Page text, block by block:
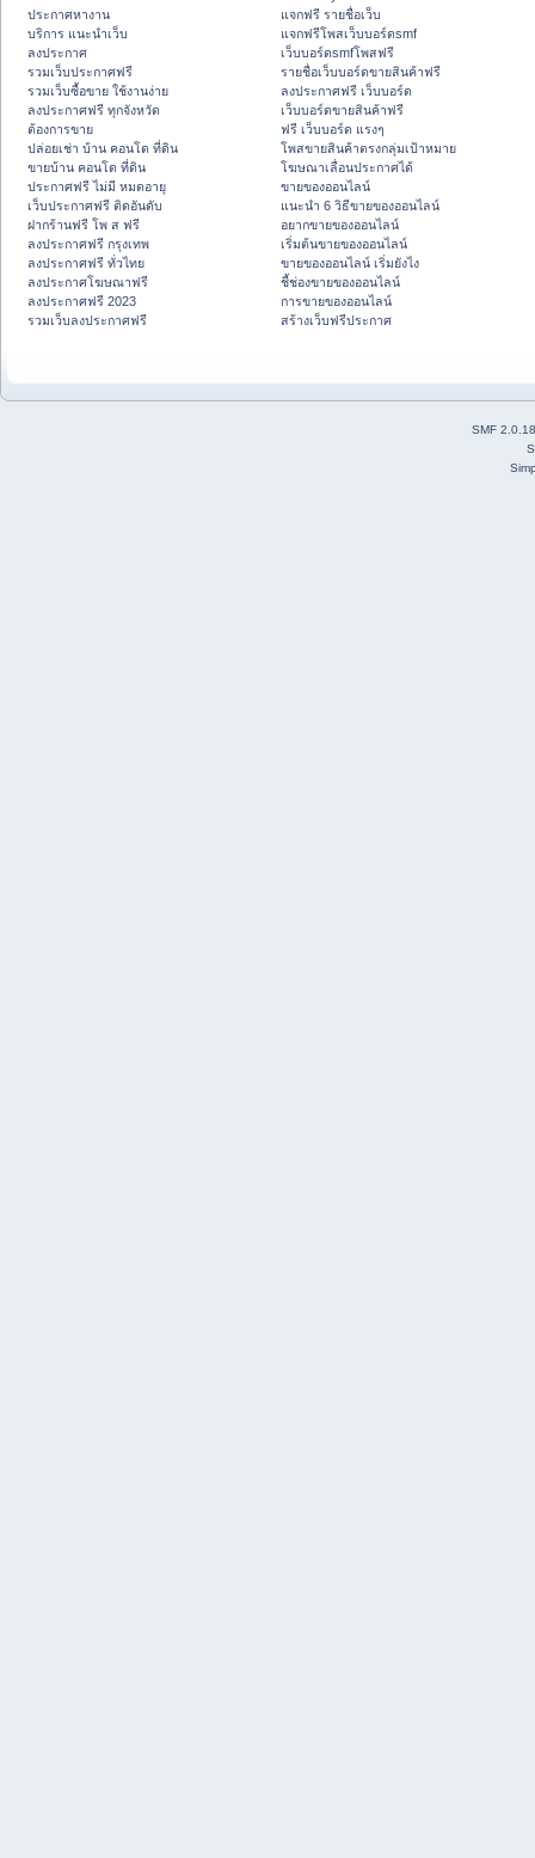
ประกาศหางาน
บริการ แนะนำเว็บ
ลงประกาศ
รวมเว็บประกาศฟรี
รวมเว็บซื้อขาย ใช้งานง่าย
ลงประกาศฟรี ทุกจังหวัด
ต้องการขาย
ปล่อยเช่า บ้าน คอนโด ที่ดิน
ขายบ้าน คอนโด ที่ดิน
ประกาศฟรี ไม่มี หมดอายุ
เว็บประกาศฟรี ติดอันดับ
ฝากร้านฟรี โพ ส ฟรี
ลงประกาศฟรี กรุงเทพ
ลงประกาศฟรี ทั่วไทย
ลงประกาศโฆษณาฟรี
ลงประกาศฟรี 2023
รวมเว็บลงประกาศฟรี
แจกฟรี รายชื่อเว็บ
แจกฟรีโพสเว็บบอร์ดsmf
เว็บบอร์ดsmfโพสฟรี
รายชื่อเว็บบอร์ดขายสินค้าฟรี
ลงประกาศฟรี เว็บบอร์ด
เว็บบอร์ดขายสินค้าฟรี
ฟรี เว็บบอร์ด แรงๆ
โพสขายสินค้าตรงกลุ่มเป้าหมาย
โฆษณาเลื่อนประกาศได้
ขายของออนไลน์
แนะนำ 6 วิธีขายของออนไลน์
อยากขายของออนไลน์
เริ่มต้นขายของออนไลน์
ขายของออนไลน์ เริ่มยังไง
ชี้ช่องขายของออนไลน์
การขายของออนไลน์
สร้างเว็บฟรีประกาศ
SMF 2.0.18